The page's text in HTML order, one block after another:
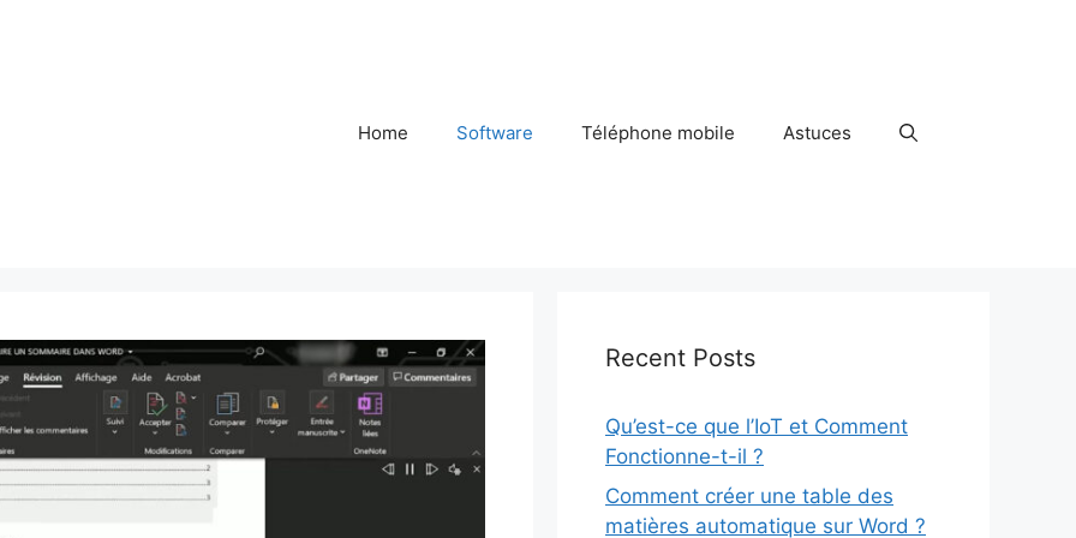
Home Software Téléphone mobile Astuces
Recent Posts
Qu’est-ce que l’IoT et Comment
Fonctionne-t-il ?
Comment créer une table des
matières automatique sur Word ?